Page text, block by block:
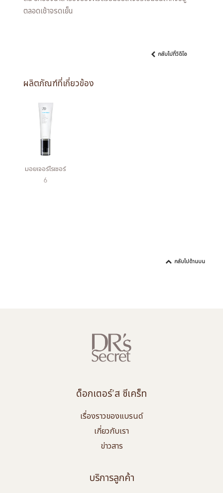
ตลอดเช้าจรดเย็น
กลับไปที่วิดีโอ
ผลิตภัณฑ์ที่เกี่ยวข้อง
มอยเจอร์ไรเซอร์
6
กลับไปด้านบน
ด็อกเตอร์’ส ซีเคร็ท
เรื่องราวของแบรนด์
เกี่ยวกับเรา
ข่าวสาร
บริการลูกค้า